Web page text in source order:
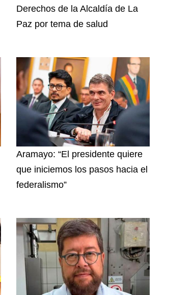
Derechos de la Alcaldía de La
Paz por tema de salud
Aramayo: “El presidente quiere
que iniciemos los pasos hacia el
federalismo”